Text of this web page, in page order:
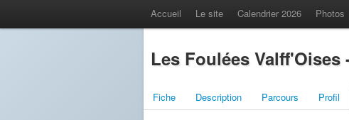
Accueil Le site Calendrier 2026 Photos
Les Foulées
Fiche
Description Parcours Profil